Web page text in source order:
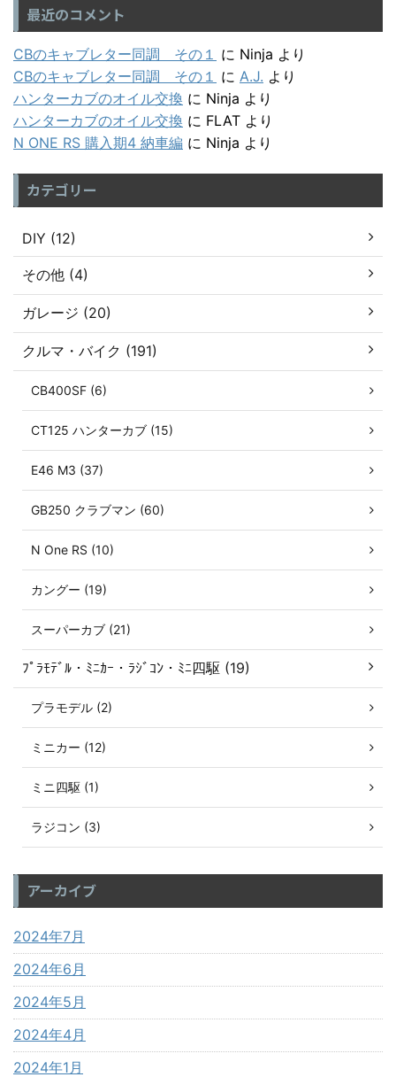
最近のコメント
CBのキャブレター同調 その１ に Ninja より
CBのキャブレター同調 その１ に A.J. より
ハンターカブのオイル交換 に Ninja より
ハンターカブのオイル交換 に FLAT より
N ONE RS 購入期4 納車編 に Ninja より
カテゴリー
DIY (12)
その他 (4)
ガレージ (20)
クルマ・バイク (191)
CB400SF (6)
CT125 ハンターカブ (15)
E46 M3 (37)
GB250 クラブマン (60)
N One RS (10)
カングー (19)
スーパーカブ (21)
ﾌﾟﾗﾓﾃﾞﾙ・ﾐﾆｶｰ・ﾗｼﾞｺﾝ・ﾐﾆ四駆 (19)
プラモデル (2)
ミニカー (12)
ミニ四駆 (1)
ラジコン (3)
アーカイブ
2024年7月
2024年6月
2024年5月
2024年4月
2024年1月